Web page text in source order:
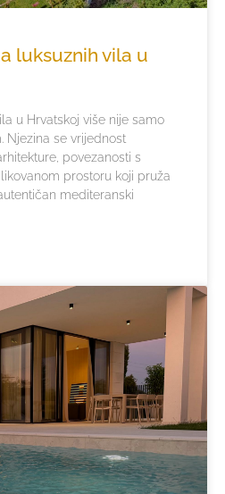
luksuznih vila u
u Hrvatskoj više nije samo
Njezina se vrijednost
povezanosti s
prostoru koji pruža
mediteranski